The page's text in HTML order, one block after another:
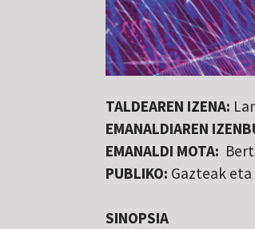
TALDEAREN IZENA:
EMANALDIAREN
EMANALDI MOTA:
PUBLIKO: Gazteak
SINOPSIA